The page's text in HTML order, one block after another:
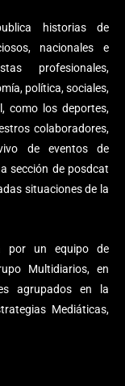
historias de
nacionales e
profesionales,
política, sociales,
como los deportes,
colaboradores,
de eventos de
sección de posdcat
situaciones de la
por un equipo de
Multidiarios, en
agrupados en la
Mediáticas,